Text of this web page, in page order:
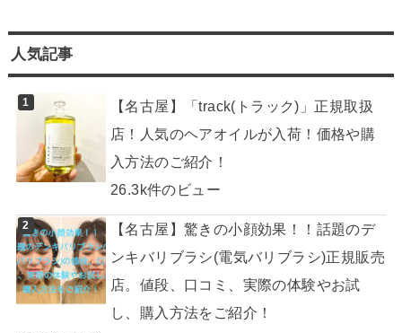
人気記事
【名古屋】「track(トラック)」正規取扱
店！人気のヘアオイルが入荷！価格や購
入方法のご紹介！
26.3k件のビュー
【名古屋】驚きの小顔効果！！話題のデ
ンキバリブラシ(電気バリブラシ)正規販売
店。値段、口コミ、実際の体験やお試
し、購入方法をご紹介！